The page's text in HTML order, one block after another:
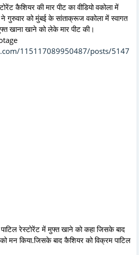
कैशियर की मार पीट का वीडियो वकोला में
ने गुरुवार को मुंबई के सांताक्रूज वकोला में स्वागत
खाना खाने को लेके मार पीट की।
115117089950487/posts/5147
रेस्टोरेंट में मुफ्त खाने को कहा जिसके बाद
मन किया.जिसके बाद कैशियर को विक्रम पाटिल